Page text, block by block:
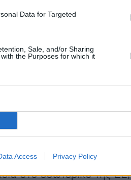
Data for Targeted
Sale, and/or Sharing
the Purposes for which it
Access Privacy Policy
αποκλεισμού
αυξάνεται το
η Eurostat.
μορφωτικό επίπεδο (έως
στο εσωτερικό της ΕΕ,